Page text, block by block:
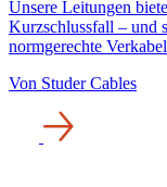
Unsere Leitungen
Kurzschlussfall – und
normgerechte
Von Studer Cables